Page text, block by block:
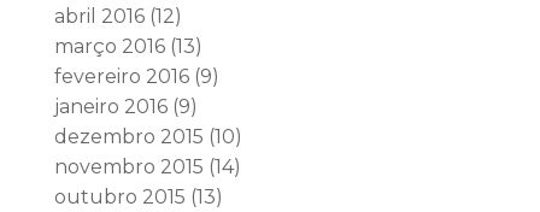
abril 2016(12)
março 2016(13)
fevereiro 2016(9)
janeiro 2016(9)
dezembro 2015 (10)
novembro 2015 (14)
outubro 2015 (13)